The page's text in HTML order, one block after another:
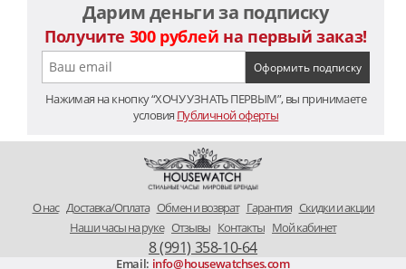
Дарим деньги за подписку
Получите 300 рублей на первый заказ!
Нажимая на кнопку “ХОЧУ УЗНАТЬ ПЕРВЫМ”, вы принимаете
условия Публичной оферты
O нас Доставка/Оплата Обмен и возврат Гарантия Скидки и акции
Наши часы на руке Отзывы Контакты Мой кабинет
8 (991) 358-10-64
Email: info@housewatchses.com